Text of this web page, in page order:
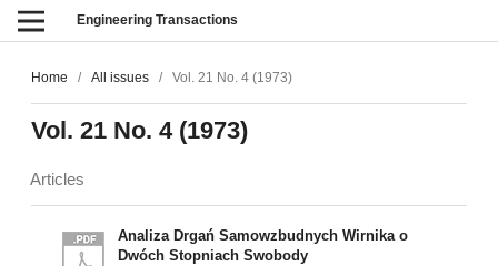
Engineering Transactions
Home / All issues / Vol. 21 No. 4 (1973)
Vol. 21 No. 4 (1973)
Articles
Analiza Drgań Samowzbudnych Wirnika o
Dwóch Stopniach Swobody